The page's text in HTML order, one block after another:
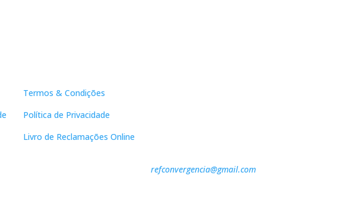
Termos & Condições
Política de Privacidade
Livro de Reclamações Online
refconvergencia@gmail.com